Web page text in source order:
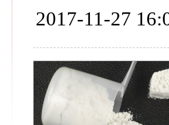
2017-11-27